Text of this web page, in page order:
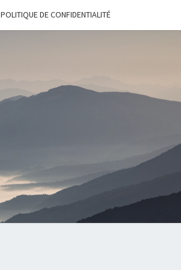
POLITIQUE DE CONFIDENTIALITÉ